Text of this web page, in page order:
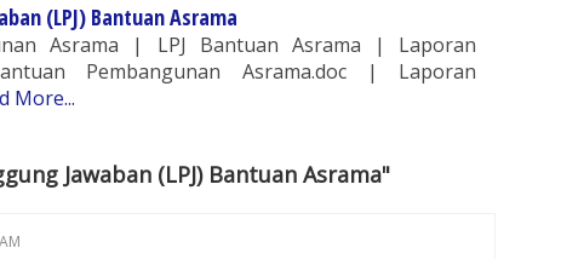
(LPJ) Bantuan Asrama
Asrama | LPJ Bantuan Asrama | Laporan
Pembangunan Asrama.doc | Laporan
More...
Jawaban (LPJ) Bantuan Asrama"